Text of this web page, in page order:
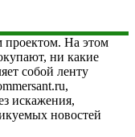
проектом. На этом
ни какие
собой ленту
искажения,
новостей